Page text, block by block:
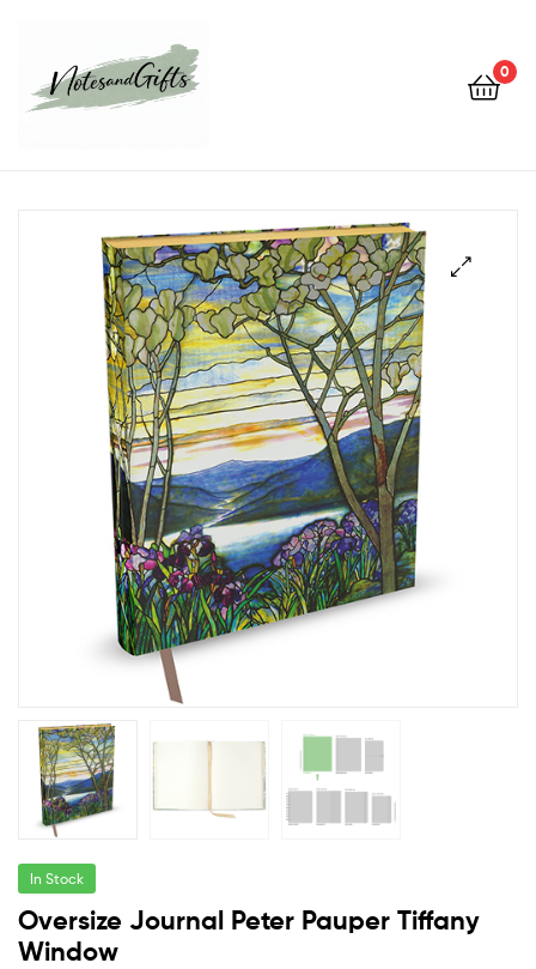
0
In Stock
Oversize Journal Peter Pauper Tiffany
Window